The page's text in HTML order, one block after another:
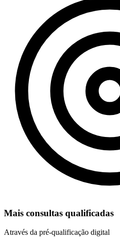
Mais consultas qualificadas
Através da pré-qualificação digital